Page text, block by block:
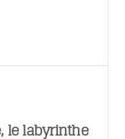
le labyrinthe